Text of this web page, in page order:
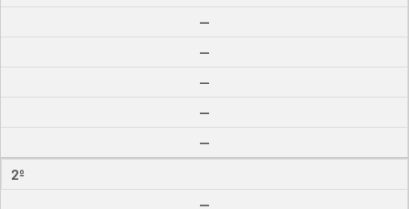
--
--
--
--
--
2º
--